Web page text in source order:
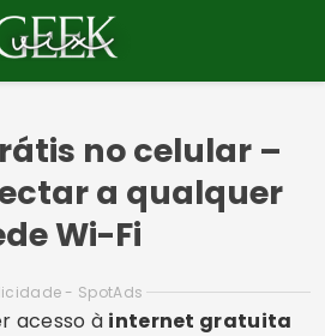
no celular –
a qualquer
Wi-Fi
- SpotAds
acesso à internet gratuita